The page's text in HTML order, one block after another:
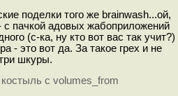
поделки того же brainwash...ой,
с пачкой адовых жабоприложений
(с-ка, ну кто вот вас так учит?)
- это вот да. За такое грех и не
шкуры.
с volumes_from